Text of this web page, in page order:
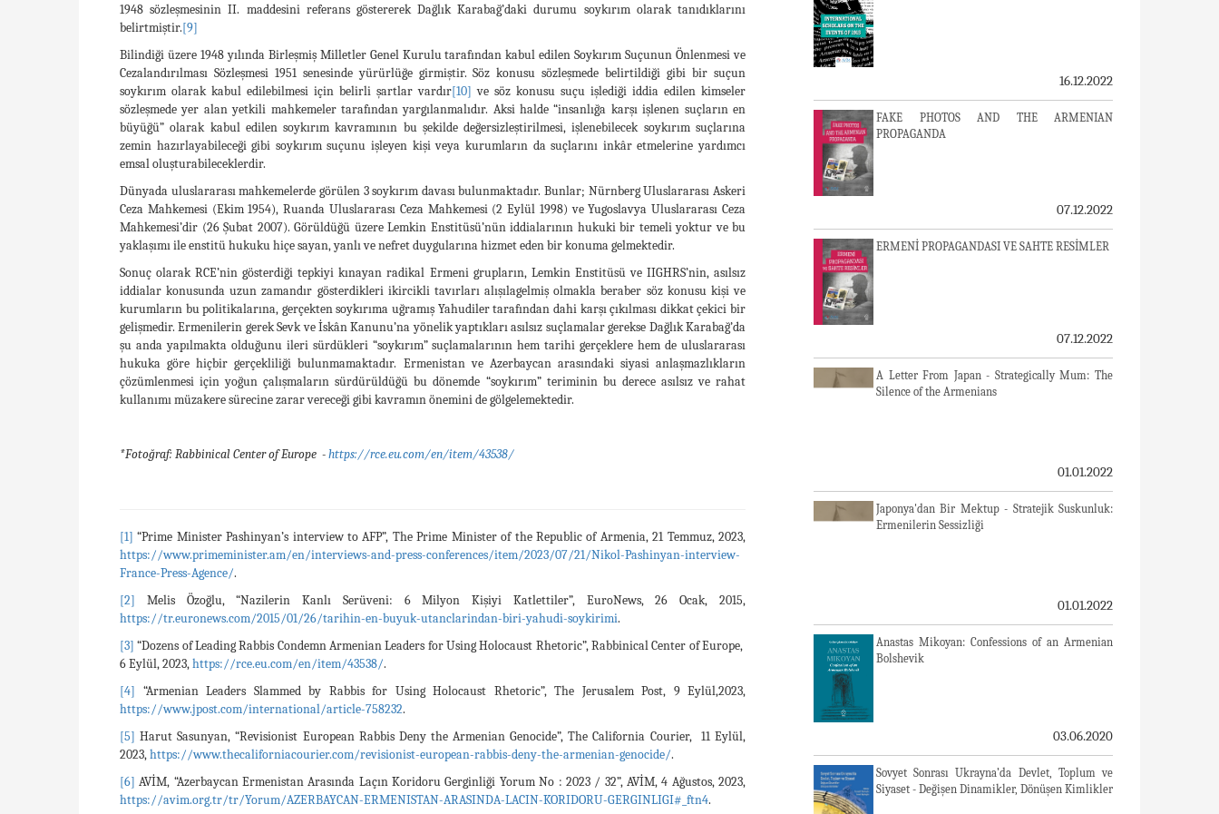
1948 sözleşmesinin II. maddesini referans göstererek Dağlık Karabağ’daki durumu soykırım olarak tanıdıklarını
belirtmiştir.[9]
Bilindiği üzere 1948 yılında Birleşmiş Milletler Genel Kurulu tarafından kabul edilen Soykırım Suçunun Önlenmesi ve
Cezalandırılması Sözleşmesi 1951 senesinde yürürlüğe girmiştir. Söz konusu sözleşmede belirtildiği gibi bir suçun
soykırım olarak kabul edilebilmesi için belirli şartlar vardır[10] ve söz konusu suçu işlediği iddia edilen kimseler
sözleşmede yer alan yetkili mahkemeler tarafından yargılanmalıdır. Aksi halde “insanlığa karşı işlenen suçların en
büyüğü” olarak kabul edilen soykırım kavramının bu şekilde değersizleştirilmesi, işlenebilecek soykırım suçlarına
zemin hazırlayabileceği gibi soykırım suçunu işleyen kişi veya kurumların da suçlarını inkâr etmelerine yardımcı
emsal oluşturabileceklerdir.
Dünyada uluslararası mahkemelerde görülen 3 soykırım davası bulunmaktadır. Bunlar; Nürnberg Uluslararası Askeri
Ceza Mahkemesi (Ekim 1954), Ruanda Uluslararası Ceza Mahkemesi (2 Eylül 1998) ve Yugoslavya Uluslararası Ceza
Mahkemesi’dir (26 Şubat 2007). Görüldüğü üzere Lemkin Enstitüsü’nün iddialarının hukuki bir temeli yoktur ve bu
yaklaşımı ile enstitü hukuku hiçe sayan, yanlı ve nefret duygularına hizmet eden bir konuma gelmektedir.
Sonuç olarak RCE’nin gösterdiği tepkiyi kınayan radikal Ermeni grupların, Lemkin Enstitüsü ve IIGHRS’nin, asılsız
iddialar konusunda uzun zamandır gösterdikleri ikircikli tavırları alışılagelmiş olmakla beraber söz konusu kişi ve
kurumların bu politikalarına, gerçekten soykırıma uğramış Yahudiler tarafından dahi karşı çıkılması dikkat çekici bir
gelişmedir. Ermenilerin gerek Sevk ve İskân Kanunu’na yönelik yaptıkları asılsız suçlamalar gerekse Dağlık Karabağ’da
şu anda yapılmakta olduğunu ileri sürdükleri “soykırım” suçlamalarının hem tarihi gerçeklere hem de uluslararası
hukuka göre hiçbir gerçekliliği bulunmamaktadır. Ermenistan ve Azerbaycan arasındaki siyasi anlaşmazlıkların
çözümlenmesi için yoğun çalışmaların sürdürüldüğü bu dönemde “soykırım” teriminin bu derece asılsız ve rahat
kullanımı müzakere sürecine zarar vereceği gibi kavramın önemini de gölgelemektedir.
*Fotoğraf: Rabbinical Center of Europe -https://rce.eu.com/en/item/43538/
[1] “Prime Minister Pashinyan’s interview to AFP”, The Prime Minister of the Republic of Armenia, 21 Temmuz, 2023,
https://www.primeminister.am/en/interviews-and-press-conferences/item/2023/07/21/Nikol-Pashinyan-interview-
France-Press-Agence/.
[2] Melis Özoğlu, “Nazilerin Kanlı Serüveni: 6 Milyon Kişiyi Katlettiler”, EuroNews, 26 Ocak, 2015,
https://tr.euronews.com/2015/01/26/tarihin-en-buyuk-utanclarindan-biri-yahudi-soykirimi.
[3] “Dozens of Leading Rabbis Condemn Armenian Leaders for Using Holocaust Rhetoric”, Rabbinical Center of Europe,
6 Eylül, 2023,https://rce.eu.com/en/item/43538/.
[4] “Armenian Leaders Slammed by Rabbis for Using Holocaust Rhetoric”, The Jerusalem Post, 9 Eylül,2023,
https://www.jpost.com/international/article-758232.
[5] Harut Sasunyan, “Revisionist European Rabbis Deny the Armenian Genocide”, The California Courier, 11 Eylül,
2023,https://www.thecaliforniacourier.com/revisionist-european-rabbis-deny-the-armenian-genocide/.
[6] AVİM, “Azerbaycan Ermenistan Arasında Laçın Koridoru Gerginliği Yorum No : 2023 / 32”, AVİM, 4 Ağustos, 2023,
https://avim.org.tr/tr/Yorum/AZERBAYCAN-ERMENISTAN-ARASINDA-LACIN-KORIDORU-GERGINLIGI#_ftn4.
16.12.2022
FAKE PHOTOS AND THE ARMENIAN
PROPAGANDA
07.12.2022
ERMENİ PROPAGANDASI VE SAHTE RESİMLER
07.12.2022
A Letter From Japan - Strategically Mum: The
Silence of the Armenians
01.01.2022
Japonya'dan Bir Mektup - Stratejik Suskunluk:
Ermenilerin Sessizliği
01.01.2022
Anastas Mikoyan: Confessions of an Armenian
Bolshevik
03.06.2020
Sovyet Sonrası Ukrayna’da Devlet, Toplum ve
Siyaset - Değişen Dinamikler, Dönüşen Kimlikler